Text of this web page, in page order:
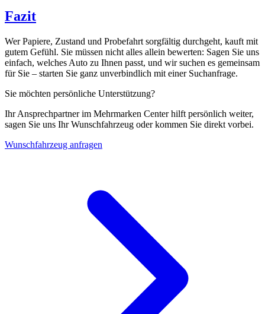
Fazit
Wer Papiere, Zustand und Probefahrt sorgfältig durchgeht, kauft mit
gutem Gefühl. Sie müssen nicht alles allein bewerten: Sagen Sie uns
einfach, welches Auto zu Ihnen passt, und wir suchen es gemeinsam
für Sie – starten Sie ganz unverbindlich mit einer Suchanfrage.
Sie möchten persönliche Unterstützung?
Ihr Ansprechpartner im Mehrmarken Center hilft persönlich weiter,
sagen Sie uns Ihr Wunschfahrzeug oder kommen Sie direkt vorbei.
Wunschfahrzeug anfragen